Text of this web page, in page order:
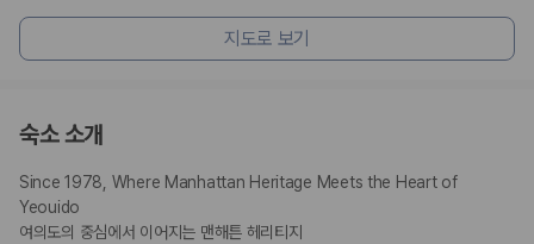
제주렌트카 가격비교 자주 묻는 질문
보험 조건, 예약 가능 차량을 한 번에 비교할 수 있습니다.
Q. 제주 렌트카 최저가는 무엇을 기준으로 비교해야 하나요?
Q. 제주공항 근처 렌트카도 비교할 수 있나요?
Q. 제주 렌트카 가격비교 시 보험도 함께 비교할 수 있나요?
Q. 가족 여행에는 어떤 제주 렌트카를 비교해야 하나요?
지도로 보기
숙소 소개
Since 1978, Where Manhattan Heritage Meets the Heart of
Yeouido
여의도의 중심에서 이어지는 맨해튼 헤리티지